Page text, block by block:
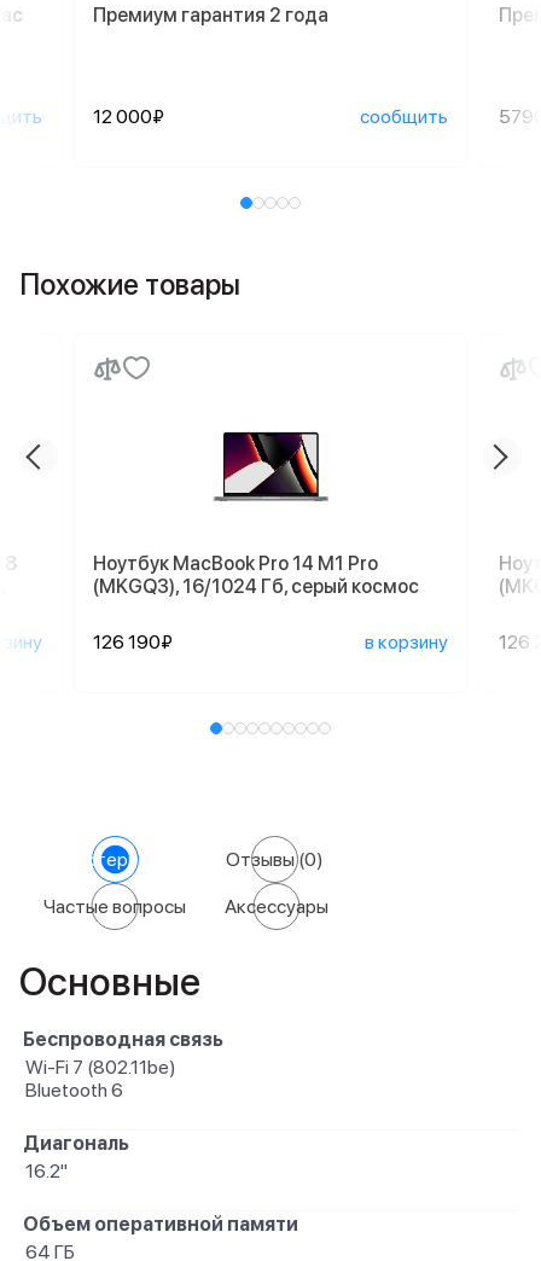
Премиум гарантия 2 года
12 000₽ сообщить
Похожие товары
Ноутбук MacBook Pro 14 M1 Pro
(MKGQ3), 16/1024 Гб, серый космос
126 190₽ в корзину 126
Характеристики Отзывы(0)
Частые вопросы Аксессуары
Основные
Беспроводная связь
Wi-Fi 7 (802.11be)
Bluetooth 6
Диагональ
16.2"
Объем оперативной памяти
64 ГБ